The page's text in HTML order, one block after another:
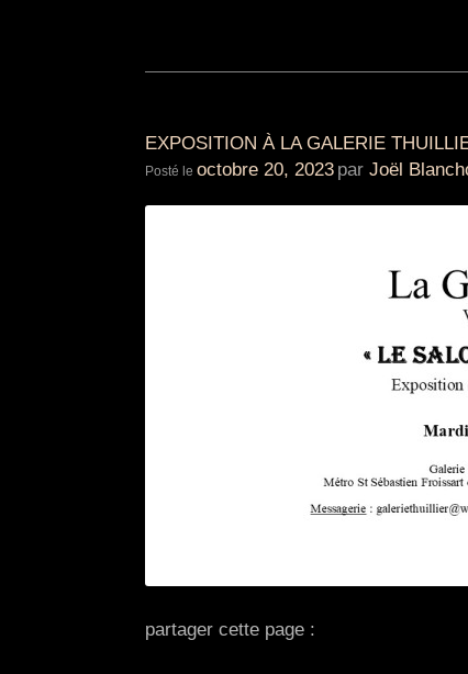
EXPOSITION À LA GALERIE
Posté le octobre 20, 2023 par Joël
partager cette page :